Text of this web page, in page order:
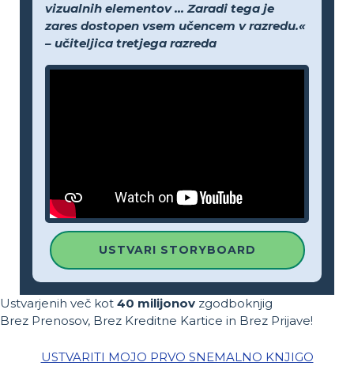
vizualnih elementov ... Zaradi tega je
zares dostopen vsem učencem v razredu.«
– učiteljica tretjega razreda
USTVARI STORYBOARD
Ustvarjenih več kot 40 milijonov zgodboknjig
Brez Prenosov, Brez Kreditne Kartice in Brez Prijave!
USTVARITI MOJO PRVO SNEMALNO KNJIGO